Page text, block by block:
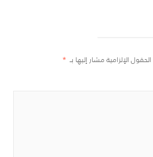
الحقول الإلزامية مشار إليها بـ *